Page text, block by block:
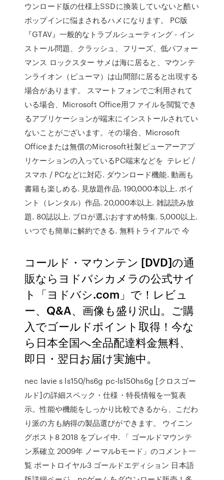
ウンロード版の仕様上SSDに換装していないと酷い
ポップインに悩まされるハメになります。 PC版
『GTAV』一般的なトラブルシューティング - イン
ストール問題、クラッシュ、フリーズ、低パフォー
マンス ロックスター サメは海に居ると、マウンテ
ンライオン（ピューマ）は山間部に居ると出現する
場合があります。 スマートフォンでご利用されて
いる場合、Microsoft Office用ファイルを閲覧でき
るアプリケーションが端末にインストールされてい
ないことがございます。その場合、Microsoft
Officeまたは無償のMicrosoft社製ビューアーアプ
リケーションの入っているPC端末などを テレビ /
スマホ / PCなどに対応. ダウンロード機能. 動画も
書籍も楽しめる. ⾒放題作品. 190,000本以上. ポイ
ント（レンタル）作品. 20,000本以上. 雑誌読み放
題. 80誌以上. プロが選ぶおすすめ特集. 5,000以上.
いつでも簡単に解約できる. 無料トライアルで 今
コールド・マウンテン [DVD]の通
販ならヨドバシカメラの公式サイ
ト「ヨドバシ.com」で！レビュ
ー、Q&A、画像も盛り沢山。ご購
入でゴールドポイント取得！今な
ら日本全国へ全品配達料金無料、
即日・翌日お届け実施中。
nec lavie s ls150/hs6g pc-ls150hs6g [クロスゴー
ルド]の詳細スペック・仕様・特長情報を一覧表
示。性能や機能をしっかり比較できるから、こだわ
り派の方も納得の製品選びができます。 ウイニン
グポスト8 2018 をプレイ中. 「 ゴールドマウンテ
ン系確立 2009年 ノーマルbモード」のコメント一
覧 ポートロイヤル3 ゴールドエディション 日本語